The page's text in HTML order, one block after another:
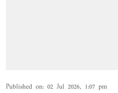
Published on: 02 Jul 2026, 1:07 pm